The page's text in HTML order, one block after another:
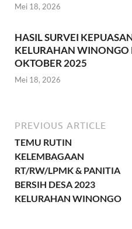
Mei 18, 2026
HASIL SURVEI
KELURAHAN WINONGO
OKTOBER 2025
Mei 18, 2026
PREVIOUS ARTICLE
TEMU RUTIN
KELEMBAGAAN
RT/RW/LPMK & PANITIA
BERSIH DESA 2023
KELURAHAN WINONGO